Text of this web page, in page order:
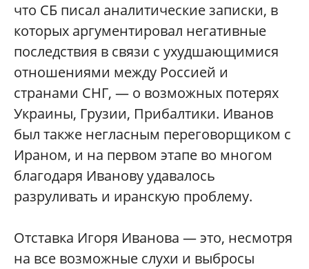
что СБ писал аналитические записки, в
которых аргументировал негативные
последствия в связи с ухудшающимися
отношениями между Россией и
странами СНГ, — о возможных потерях
Украины, Грузии, Прибалтики. Иванов
был также негласным переговорщиком с
Ираном, и на первом этапе во многом
благодаря Иванову удавалось
разруливать и иранскую проблему.
Отставка Игоря Иванова — это, несмотря
на все возможные слухи и выбросы